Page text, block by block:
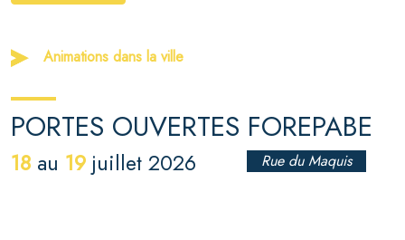
Animations dans la ville
PORTES OUVERTES FOREPABE
18 au 19 juillet 2026 Rue du Maquis